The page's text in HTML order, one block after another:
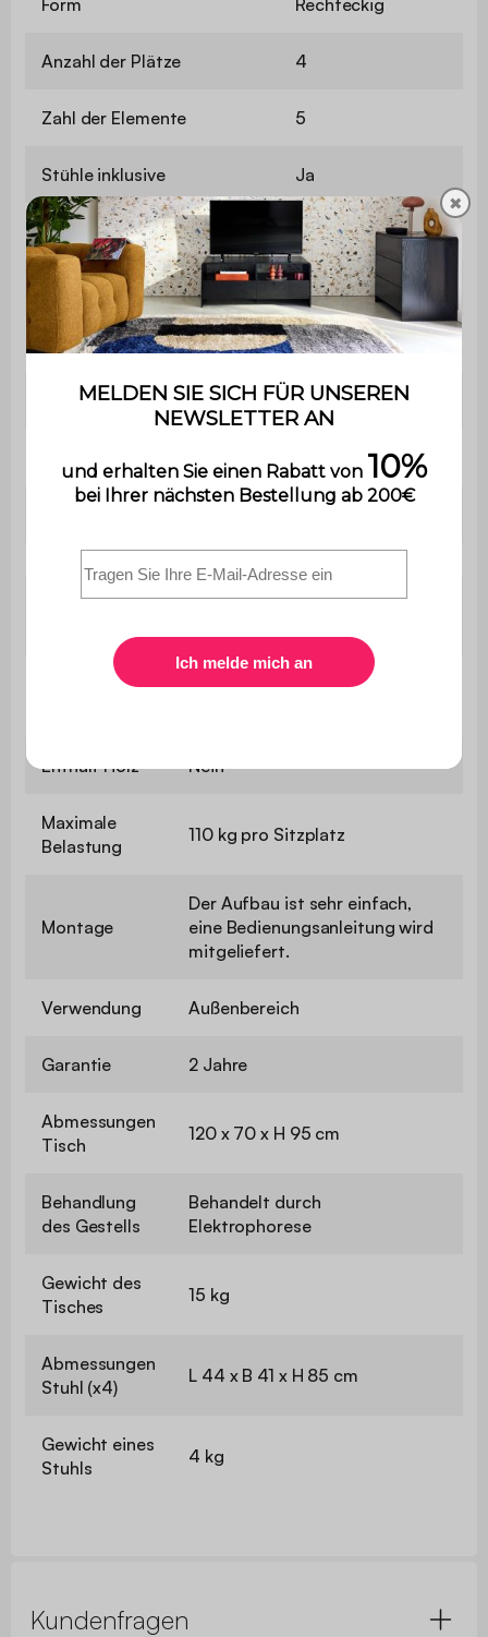
Anzahl der Plätze 4
Zahl der Elemente 5
Stühle inklusive Ja
Material Stahl
Pantone 14-1107
Farbe Beige
Sitzhöhe 69 cm
Länge des Stuhls
Länge des
Enthält Holz Nein
Maximale
Belastung
110 kg pro Sitzplatz
Montage
Der Aufbau ist sehr einfach,
eine Bedienungsanleitung wird
mitgeliefert.
Verwendung Außenbereich
Garantie 2 Jahre
Abmessungen
Tisch
120 x 70 x H 95 cm
Behandlung
des Gestells
Behandelt durch
Elektrophorese
Gewicht des
Tisches
15 kg
Abmessungen
Stuhl (x4)
L 44 x B 41 x H 85 cm
Gewicht eines
Stuhls
4 kg
Kundenfragen
✖